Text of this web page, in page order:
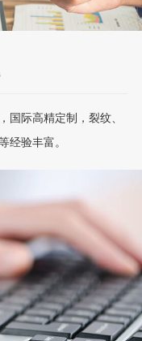
国际高精定制，裂纹、
经验丰富。